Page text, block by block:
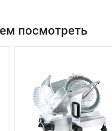
посмотреть